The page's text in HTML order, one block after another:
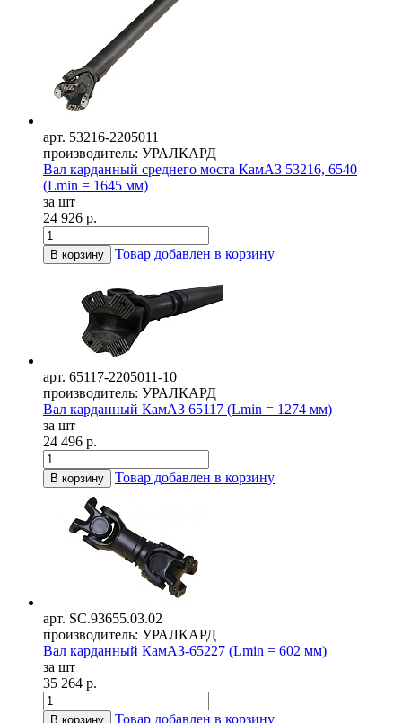
арт. 53216-2205011
производитель: УРАЛКАРД
Вал карданный среднего моста КамАЗ 53216, 6540
(Lmin = 1645 мм)
за шт
24 926 р.
В корзину Товар добавлен в корзину
арт. 65117-2205011-10
производитель: УРАЛКАРД
Вал карданный КамАЗ 65117 (Lmin = 1274 мм)
за шт
24 496 р.
В корзину Товар добавлен в корзину
арт. SC.93655.03.02
производитель: УРАЛКАРД
Вал карданный КамАЗ-65227 (Lmin = 602 мм)
за шт
35 264 р.
В корзину Товар добавлен в корзину